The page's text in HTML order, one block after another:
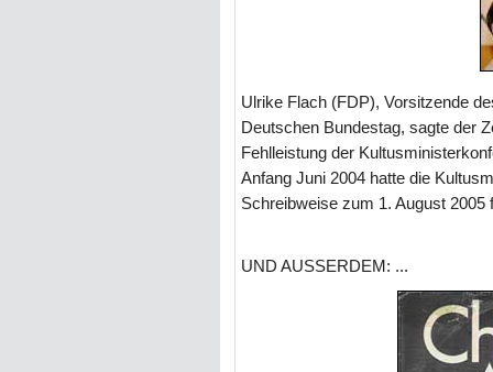
Ulrike Flach (FDP), Vorsitzende
Deutschen Bundestag, sagte der
Fehlleistung der
Anfang Juni 2004 hatte die
Schreibweise zum 1. August
UND AUSSERDEM: ...